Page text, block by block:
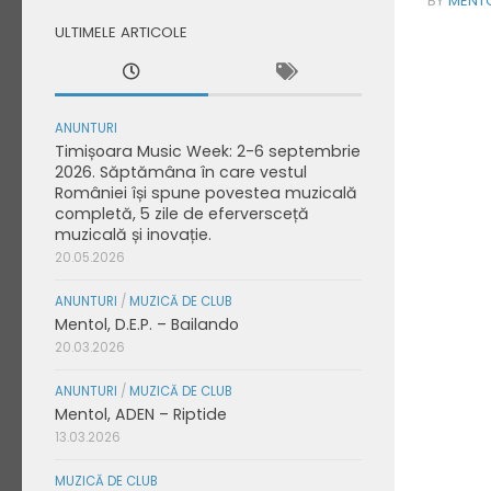
ULTIMELE ARTICOLE
ANUNTURI
Timișoara Music Week: 2-6 septembrie
2026. Săptămâna în care vestul
României își spune povestea muzicală
completă, 5 zile de eferversceță
muzicală și inovație.
20.05.2026
ANUNTURI / MUZICĂ DE CLUB
Mentol, D.E.P. – Bailando
20.03.2026
ANUNTURI / MUZICĂ DE CLUB
Mentol, ADEN – Riptide
13.03.2026
MUZICĂ DE CLUB